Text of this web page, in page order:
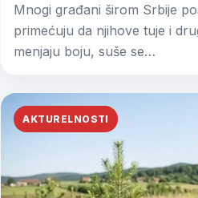
Mnogi građani širom Srbije
primećuju da njihove tuje i
menjaju boju, suše se…
AKTURELNOSTI